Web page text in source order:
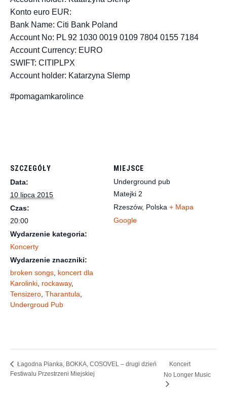
Konto euro EUR:
Bank Name: Citi Bank Poland
Account No: PL 92 1030 0019 0109 7804 0155 7184
Account Currency: EURO
SWIFT: CITIPLPX
Account holder: Katarzyna Slemp
#pomagamkarolince
SZCZEGÓŁY
Data:
10 lipca 2015
Czas:
20:00
Wydarzenie kategoria:
Koncerty
Wydarzenie znaczniki:
broken songs koncert dla
Karolinki rockaway,
Tensizero Tharantula
Undergroud Pub
MIEJSCE
Underground pub
Matejki 2
Rzeszów, Polska + Mapa
Google
Łagodna Pianka, BOKKA, COSOVEL – drugi dzień
Festiwalu Przestrzeni Miejskiej
Koncert
No Longer Music